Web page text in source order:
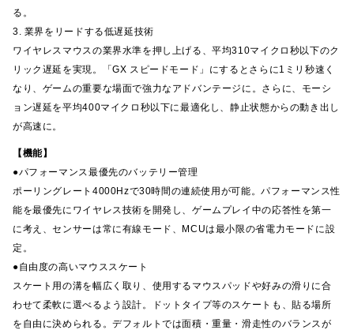
る。
3. 業界をリードする低遅延技術
ワイヤレスマウスの業界水準を押し上げる、平均310マイクロ秒以下のク
リック遅延を実現。「GX スピードモード」にするとさらに1ミリ秒速く
なり、ゲームの重要な場面で強力なアドバンテージに。さらに、モーシ
ョン遅延を平均400マイクロ秒以下に最適化し、静止状態からの動き出し
が高速に。
【機能】
●パフォーマンス最優先のバッテリー管理
ポーリングレート4000Hzで30時間の連続使用が可能。パフォーマンス性
能を最優先にワイヤレス技術を開発し、ゲームプレイ中の応答性を第一
に考え、センサーは常に有線モード、MCUは最小限の省電力モードに設
定。
●自由度の高いマウススケート
スケート用の溝を幅広く取り、使用するマウスパッドや好みの滑りに合
わせて柔軟に選べるよう設計。ドットタイプ等のスケートも、貼る場所
を自由に決められる。デフォルトでは面積・重量・滑走性のバランスが